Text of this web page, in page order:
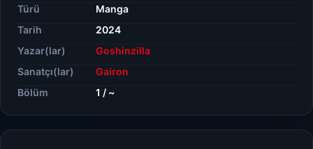
Türü
Manga
Tarih
2024
Yazar(lar)
Goshinzilla
Sanatçı(lar)
Gairon
Bölüm
1 / ~